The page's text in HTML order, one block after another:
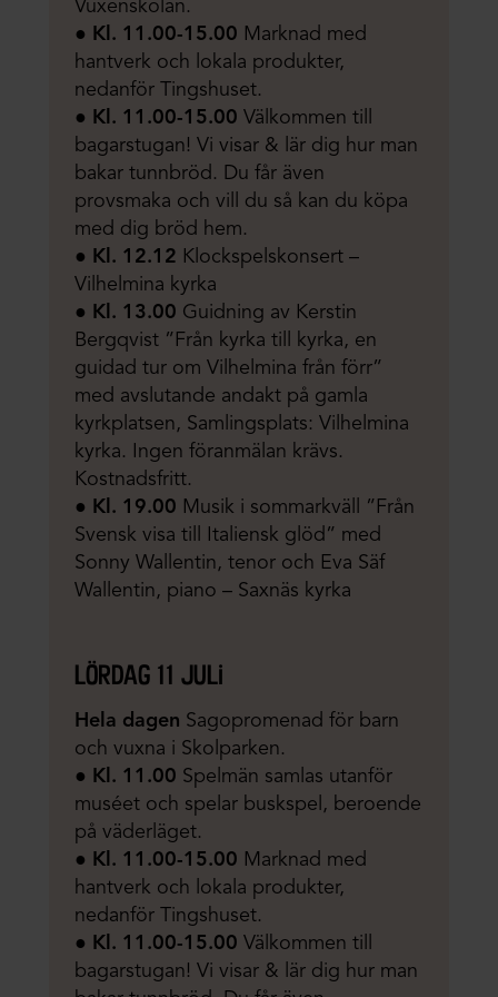
Vuxenskolan.
●
Kl. 11.00-15.00 Marknad med
hantverk och lokala produkter,
nedanför Tingshuset.
●
Kl. 11.00-15.00 Välkommen till
bagarstugan! Vi visar & lär dig hur man
bakar tunnbröd. Du får även
provsmaka och vill du så kan du köpa
med dig bröd hem.
●
Kl. 12.12 Klockspelskonsert –
Vilhelmina kyrka
●
Kl. 13.00 Guidning av Kerstin
Bergqvist ”Från kyrka till kyrka, en
guidad tur om Vilhelmina från förr”
med avslutande andakt på gamla
kyrkplatsen, Samlingsplats: Vilhelmina
kyrka. Ingen föranmälan krävs.
Kostnadsfritt.
●
Kl. 19.00 Musik i sommarkväll ”Från
Svensk visa till Italiensk glöd” med
Sonny Wallentin, tenor och Eva Säf
Wallentin, piano – Saxnäs kyrka
lördag 11 juli
Hela dagen Sagopromenad för barn
och vuxna i Skolparken.
●
Kl. 11.00 Spelmän samlas utanför
muséet och spelar buskspel, beroende
på väderläget.
●
Kl. 11.00-15.00 Marknad med
hantverk och lokala produkter,
nedanför Tingshuset.
●
Kl. 11.00-15.00 Välkommen till
bagarstugan! Vi visar & lär dig hur man